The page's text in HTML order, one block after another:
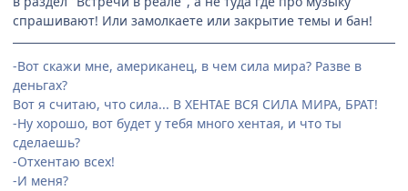
спрашивают! Или замолкаете или закрытие темы и бан!
-Вот скажи мне, американец, в чем сила мира? Разве в
деньгах?
Вот я считаю, что сила... В ХЕНТАЕ ВСЯ СИЛА МИРА, БРАТ!
-Ну хорошо, вот будет у тебя много хентая, и что ты
сделаешь?
-Отхентаю всех!
-И меня?